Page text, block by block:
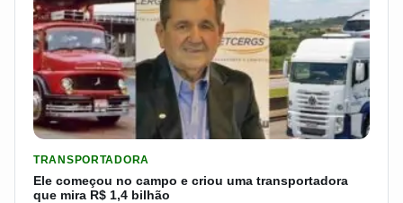
TRANSPORTADORA
Ele começou no campo e criou uma transportadora
que mira R$ 1,4 bilhão